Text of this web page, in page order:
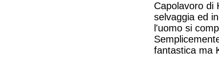
Capolavoro di
selvaggia ed
l'uomo si
fantastica ma